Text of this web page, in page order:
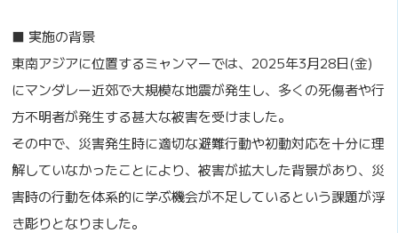
■ 実施の背景
東南アジアに位置するミャンマーでは、2025年3月28日(金)
にマンダレー近郊で大規模な地震が発生し、多くの死傷者や行
方不明者が発生する甚大な被害を受けました。
その中で、災害発生時に適切な避難行動や初動対応を十分に理
解していなかったことにより、被害が拡大した背景があり、災
害時の行動を体系的に学ぶ機会が不足しているという課題が浮
き彫りとなりました。